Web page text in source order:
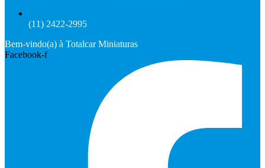
(11) 2422-2995
Bem-vindo(a) à Totalcar Miniaturas
Facebook-f